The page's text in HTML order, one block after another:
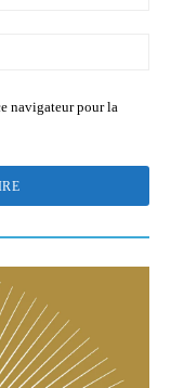
navigateur pour la